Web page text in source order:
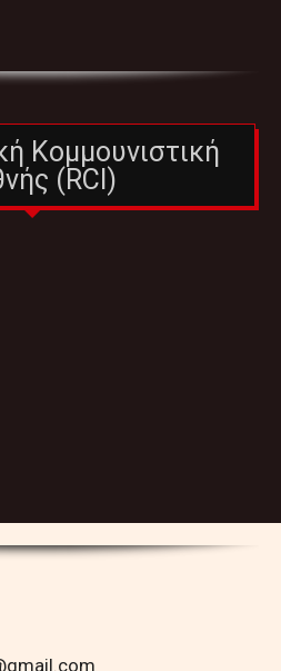
Κομμουνιστική
(RCI)